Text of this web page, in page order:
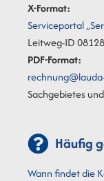
X-Format:
Serviceportal
Leitweg-ID
PDF-Format:
Sachgebietes
Häufig
Wann findet die